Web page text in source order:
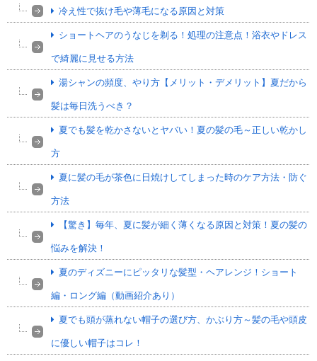
冷え性で抜け毛や薄毛になる原因と対策
ショートヘアのうなじを剃る！処理の注意点！浴衣やドレス
で綺麗に見せる方法
湯シャンの頻度、やり方【メリット・デメリット】夏だから
髪は毎日洗うべき？
夏でも髪を乾かさないとヤバい！夏の髪の毛～正しい乾かし
方
夏に髪の毛が茶色に日焼けしてしまった時のケア方法・防ぐ
方法
【驚き】毎年、夏に髪が細く薄くなる原因と対策！夏の髪の
悩みを解決！
夏のディズニーにピッタリな髪型・ヘアレンジ！ショート
編・ロング編（動画紹介あり）
夏でも頭が蒸れない帽子の選び方、かぶり方～髪の毛や頭皮
に優しい帽子はコレ！